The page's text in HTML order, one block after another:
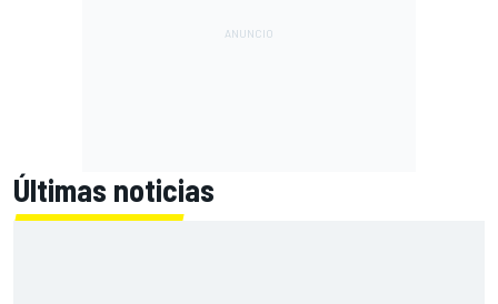
Últimas noticias